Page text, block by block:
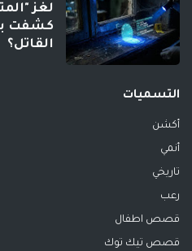
لغز
القاتل؟
التسميات
أكشن
أنمي
تاريخي
رعب
قصص اطفال
قصص تيك توك